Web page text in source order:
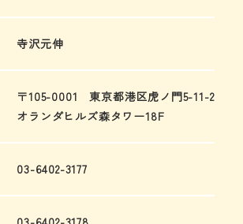
寺沢元伸
〒105-0001 東京都港区虎ノ門5-11-2
オランダヒルズ森タワー18F
03-6402-3177